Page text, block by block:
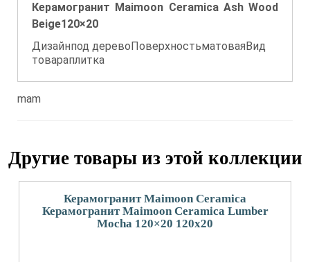
Керамогранит Maimoon Ceramica Ash Wood
Beige120×20
Дизайнпод деревоПоверхностьматоваяВид
товараплитка
mam
Другие товары из этой коллекции
Керамогранит Maimoon Ceramica
Керамогранит Maimoon Ceramica Lumber
Mocha 120×20 120x20